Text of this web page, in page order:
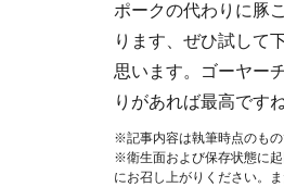
ポークの代わりに豚
ります、ぜひ試して
思います。ゴーヤー
りがあれば最高です
※記事内容は執筆時点のもの
※衛生面および保存状態に
にお召し上がりください。